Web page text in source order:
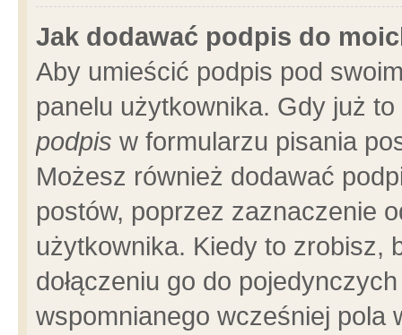
Jak dodawać podpis do
Aby umieścić podpis pod
panelu użytkownika. Gdy już
podpis w formularzu pisania
Możesz również dodawać
postów, poprzez zaznaczenie
użytkownika. Kiedy to zrobisz,
dołączeniu go do
wspomnianego wcześniej pola